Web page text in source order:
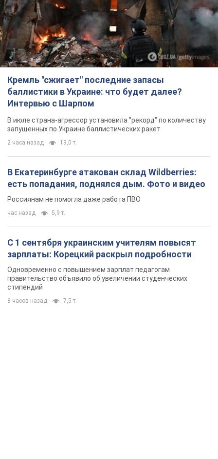
Интервью с Шарпом
В июле страна-агрессор установила "рекорд" по количеству
запущенных по Украине баллистических ракет
2 часа назад 19,0 т.
В Екатеринбурге атакован склад Wildberries:
есть попадания, поднялся дым. Фото и видео
Россиянам не помогла даже работа ПВО
час назад
С 1 сентября украинским учителям повысят
зарплаты: Корецкий раскрыл подробности
Одновременно с повышением зарплат педагогам
правительство объявило об увеличении студенческих
8 часов назад 7,5 т.